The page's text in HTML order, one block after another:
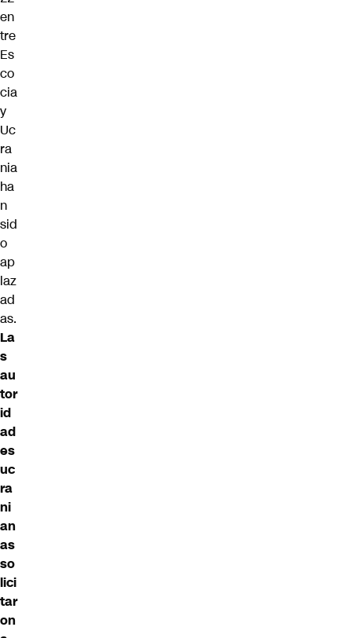
en
tre
Es
co
cia
y
Uc
ra
nia
ha
n
sid
o
ap
laz
ad
as.
La
s
au
tor
id
ad
es
uc
ra
ni
an
as
so
lici
tar
on